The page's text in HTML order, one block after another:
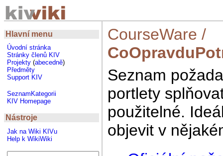
Hlavní menu
Úvodní stránka
Stránky členů KIV
Projekty (abecedně)
Předměty
Support KIV
SeznamKategorii
KIV Homepage
Nástroje
Jak na Wiki KIVu
Help k WikiWiki
CourseWare /
Seznam
portlety
použitelné.
objevit v